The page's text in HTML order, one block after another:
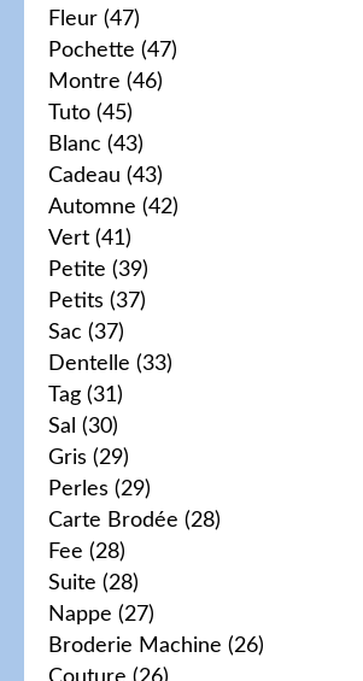
Fleur (47)
Pochette (47)
Montre (46)
Tuto (45)
Blanc (43)
Cadeau (43)
Automne (42)
Vert (41)
Petite (39)
Petits (37)
Sac (37)
Dentelle (33)
Tag (31)
Sal (30)
Gris (29)
Perles (29)
Carte Brodée (28)
Fee (28)
Suite (28)
Nappe (27)
Broderie Machine (26)